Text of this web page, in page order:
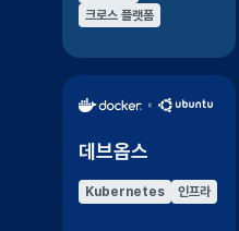
크로스 플랫폼
데브옵스
Kubernetes 인프라